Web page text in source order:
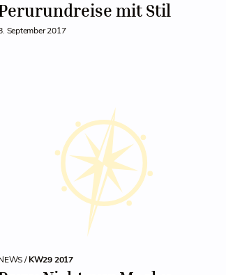
mit Stil
September 2017
/KW29 2017